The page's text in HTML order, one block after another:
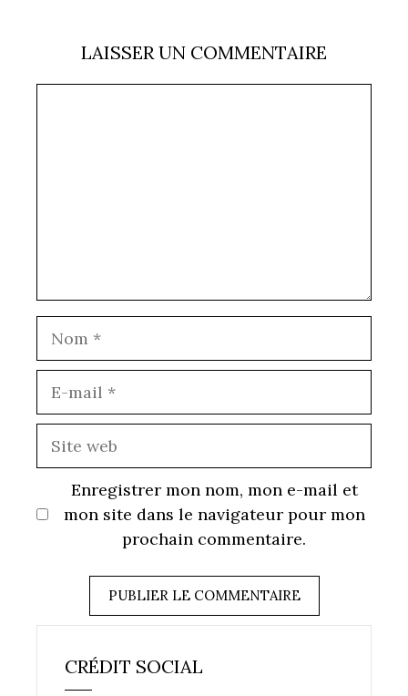
LAISSER UN COMMENTAIRE
Enregistrer mon nom, mon e-mail et
mon site dans le navigateur pour mon
prochain commentaire.
CRÉDIT SOCIAL